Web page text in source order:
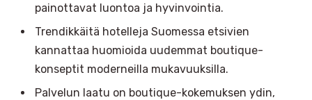
painottavat luontoa ja hyvinvointia.
Trendikkäitä hotelleja Suomessa etsivien
kannattaa huomioida uudemmat boutique-
konseptit moderneilla mukavuuksilla.
Palvelun laatu on boutique-kokemuksen ydin,